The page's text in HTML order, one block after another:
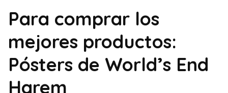
Para comprar los
mejores productos:
Pósters de World’s End
Harem